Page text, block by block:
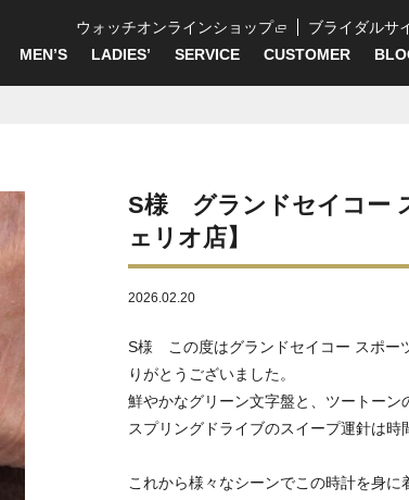
ウォッチオンラインショップ ブライダルサ
MEN’S LADIES’ SERVICE CUSTOMER
S様 グランドセイコー
ェリオ店】
2026.02.20
S様 この度はグランドセイコー スポー
りがとうございました。
鮮やかなグリーン文字盤と、ツートーン
スプリングドライブのスイープ運針は時
これから様々なシーンでこの時計を身に